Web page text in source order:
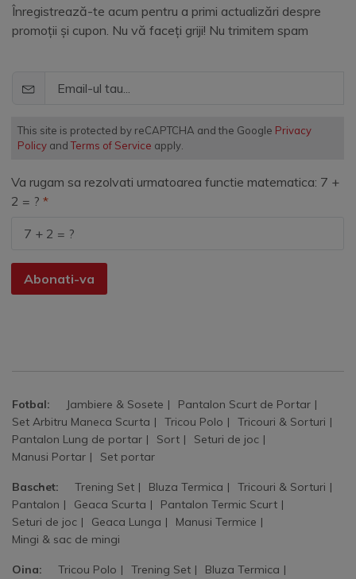
Înregistrează-te acum pentru a primi actualizări despre
promoții și cupon. Nu vă faceți griji! Nu trimitem spam
This site is protected by reCAPTCHA and the Google Privacy
Policy andTerms of Service apply.
Va rugam sa rezolvati urmatoarea functie matematica: 7 +
2 = ?
Abonati-va
Fotbal: Jambiere & Sosete
Pantalon Scurt de Portar
Set Arbitru Maneca Scurta
Tricou Polo
Tricouri & Sorturi
Pantalon Lung de portar
Sort
Seturi de joc
Manusi Portar
Set portar
Baschet: Trening Set Bluza Termica
Tricouri & Sorturi
Pantalon
Geaca Scurta
Pantalon Termic Scurt
Seturi de joc
Geaca Lunga
Manusi Termice
Mingi & sac de mingi
Oina: Tricou Polo Trening Set
Bluza Termica